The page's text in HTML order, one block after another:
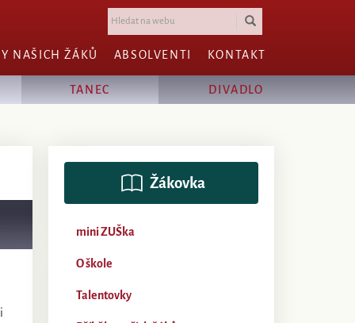
NAŠICH ŽÁKŮ ABSOLVENTI KONTAKT
TANEC DIVADLO
Žákovka
mini ZUŠka
O škole
Talentovky